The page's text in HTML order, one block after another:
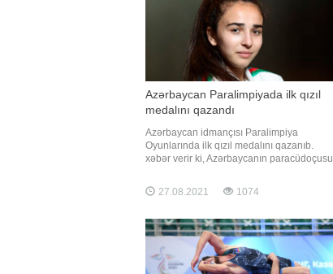
Azərbaycan Paralimpiyada ilk qızıl
medalını qazandı
Azərbaycan idmançısı Paralimpiya
Oyunlarında ilk qızıl medalını qazanıb.
xəbər verir ki, Azərbaycanın paracüdoçusu
qalib gələrək paralimpiya çempionu olub.
O, finalda Sandrin Martini (Fransa) vaza-
medalı qazandırıb
27.08.2021 1074